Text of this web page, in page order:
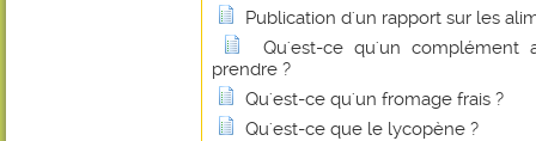
Publication d'un rapport sur les
Qu'est-ce qu'un complément
prendre ?
Qu'est-ce qu'un fromage frais ?
Qu'est-ce que le lycopène ?